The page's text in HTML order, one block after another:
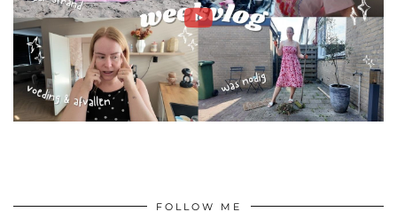
FOLLOW ME